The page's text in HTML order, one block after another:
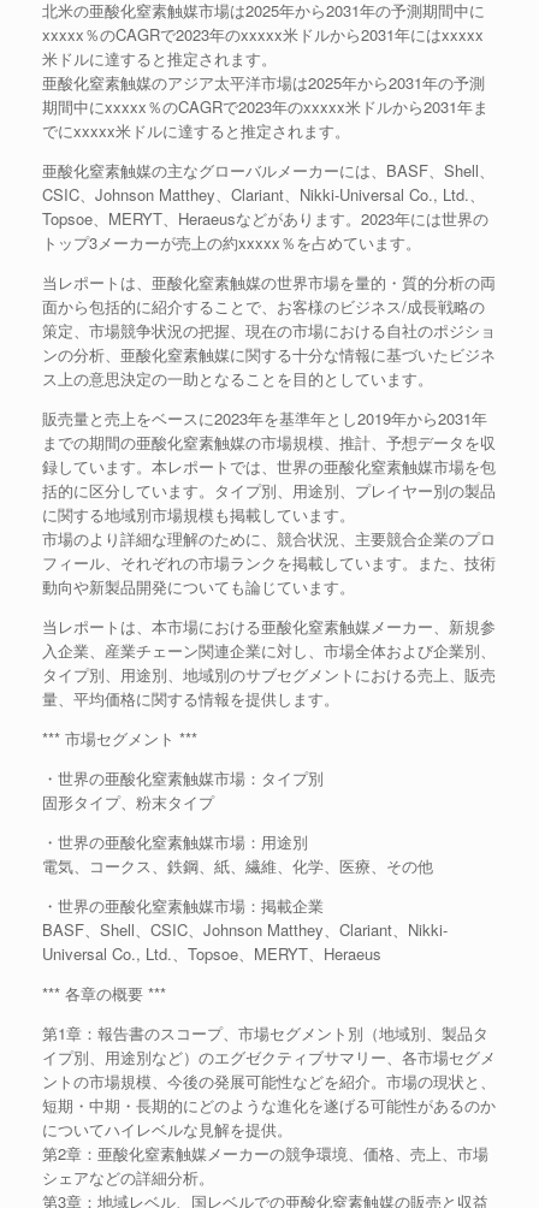
北米の亜酸化窒素触媒市場は2025年から2031年の予測期間中に
xxxxx％のCAGRで2023年のxxxxx米ドルから2031年にはxxxxx
米ドルに達すると推定されます。
亜酸化窒素触媒のアジア太平洋市場は2025年から2031年の予測
期間中にxxxxx％のCAGRで2023年のxxxxx米ドルから2031年ま
でにxxxxx米ドルに達すると推定されます。
亜酸化窒素触媒の主なグローバルメーカーには、BASF、Shell、
CSIC、Johnson Matthey、Clariant、Nikki-Universal Co., Ltd.、
Topsoe、MERYT、Heraeusなどがあります。2023年には世界の
トップ3メーカーが売上の約xxxxx％を占めています。
当レポートは、亜酸化窒素触媒の世界市場を量的・質的分析の両
面から包括的に紹介することで、お客様のビジネス/成長戦略の
策定、市場競争状況の把握、現在の市場における自社のポジショ
ンの分析、亜酸化窒素触媒に関する十分な情報に基づいたビジネ
ス上の意思決定の一助となることを目的としています。
販売量と売上をベースに2023年を基準年とし2019年から2031年
までの期間の亜酸化窒素触媒の市場規模、推計、予想データを収
録しています。本レポートでは、世界の亜酸化窒素触媒市場を包
括的に区分しています。タイプ別、用途別、プレイヤー別の製品
に関する地域別市場規模も掲載しています。
市場のより詳細な理解のために、競合状況、主要競合企業のプロ
フィール、それぞれの市場ランクを掲載しています。また、技術
動向や新製品開発についても論じています。
当レポートは、本市場における亜酸化窒素触媒メーカー、新規参
入企業、産業チェーン関連企業に対し、市場全体および企業別、
タイプ別、用途別、地域別のサブセグメントにおける売上、販売
量、平均価格に関する情報を提供します。
*** 市場セグメント ***
・世界の亜酸化窒素触媒市場：タイプ別
固形タイプ、粉末タイプ
・世界の亜酸化窒素触媒市場：用途別
電気、コークス、鉄鋼、紙、繊維、化学、医療、その他
・世界の亜酸化窒素触媒市場：掲載企業
BASF、Shell、CSIC、Johnson Matthey、Clariant、Nikki-
Universal Co., Ltd.、Topsoe、MERYT、Heraeus
*** 各章の概要 ***
第1章：報告書のスコープ、市場セグメント別（地域別、製品タ
イプ別、用途別など）のエグゼクティブサマリー、各市場セグメ
ントの市場規模、今後の発展可能性などを紹介。市場の現状と、
短期・中期・長期的にどのような進化を遂げる可能性があるのか
についてハイレベルな見解を提供。
第2章：亜酸化窒素触媒メーカーの競争環境、価格、売上、市場
シェアなどの詳細分析。
第3章：地域レベル、国レベルでの亜酸化窒素触媒の販売と収益